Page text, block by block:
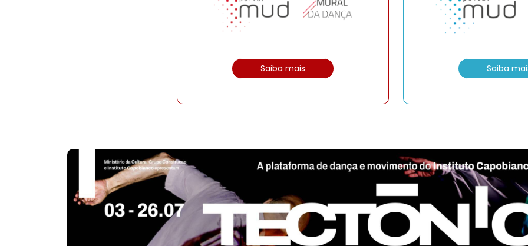
Saiba mais Saiba